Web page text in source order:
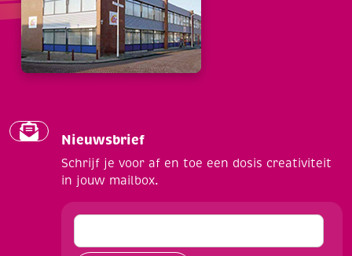
Nieuwsbrief
Schrijf je voor af en toe een dosis creativiteit
in jouw mailbox.